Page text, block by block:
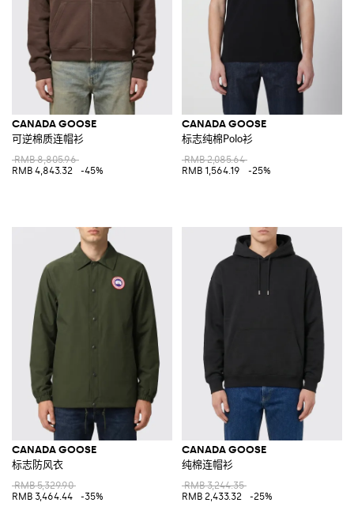
CANADA GOOSE
可逆棉质连帽衫
RMB 8,805.96
RMB 4,843.32
-45%
CANADA GOOSE
标志纯棉Polo衫
RMB 2,085.64
RMB 1,564.19
-25%
CANADA GOOSE
标志防风衣
RMB 5,329.90
RMB 3,464.44
-35%
CANADA GOOSE
纯棉连帽衫
RMB 3,244.35
RMB 2,433.32
-25%